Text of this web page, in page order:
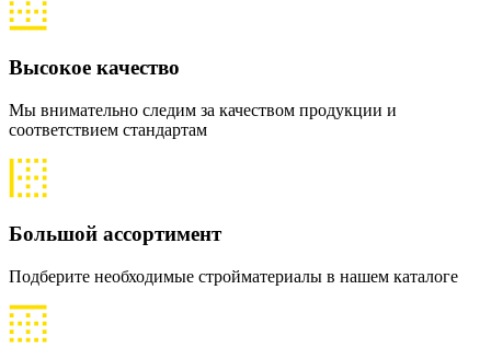
Высокое качество
Мы внимательно следим за качеством продукции и
соответствием стандартам
Большой ассортимент
Подберите необходимые стройматериалы в нашем каталоге